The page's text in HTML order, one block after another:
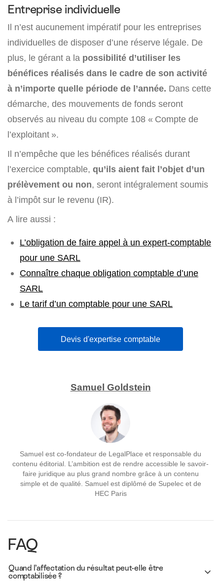
Entreprise individuelle
Il n’est aucunement impératif pour les entreprises
individuelles de disposer d’une réserve légale. De
plus, le gérant a la possibilité d’utiliser les
bénéfices réalisés dans le cadre de son activité
à n’importe quelle période de l’année. Dans cette
démarche, des mouvements de fonds seront
observés au niveau du compte 108 « Compte de
l’exploitant ».
Il n’empêche que les bénéfices réalisés durant
l’exercice comptable, qu’ils aient fait l’objet d’un
prélèvement ou non, seront intégralement soumis
à l’impôt sur le revenu (IR).
A lire aussi :
L’obligation de faire appel à un expert-comptable
pour une SARL
Connaître chaque obligation comptable d’une
SARL
Le tarif d’un comptable pour une SARL
Devis d'expertise comptable
Samuel Goldstein
Samuel est co-fondateur de LegalPlace et responsable du
contenu éditorial. L’ambition est de rendre accessible le savoir-
faire juridique au plus grand nombre grâce à un contenu
simple et de qualité. Samuel est diplômé de Supelec et de
HEC Paris
FAQ
Quand l’affectation du résultat peut-elle être
comptabilisée ?